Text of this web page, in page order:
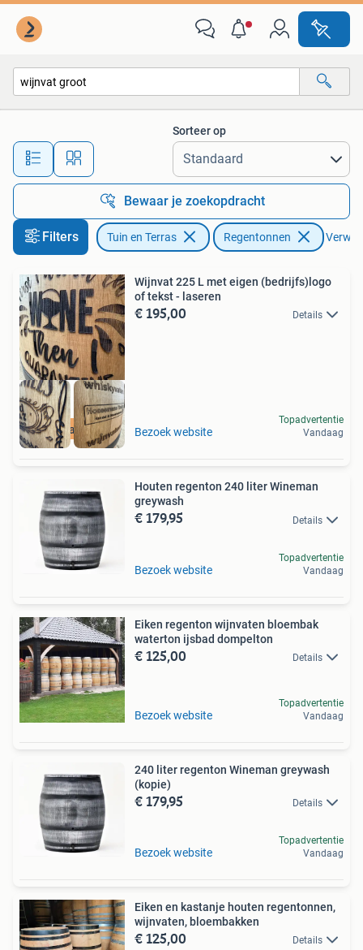
Alle afstanden…
Sorteer op
Bewaar je zoekopdracht
Filters Tuin en Terras Regentonnen
Zaterdag open
Wijnvat 225 L met eigen (bedrijfs)logo
of tekst - laseren
€ 195,00 Details
Bezoek website
Topadvertentie
Vandaag
Houten regenton 240 liter Wineman
greywash
€ 179,95 Details
Bezoek website
Topadvertentie
Vandaag
Eiken regenton wijnvaten bloembak
waterton ijsbad dompelton
€ 125,00 Details
Bezoek website
Topadvertentie
Vandaag
240 liter regenton Wineman greywash
(kopie)
€ 179,95 Details
Bezoek website
Topadvertentie
Vandaag
Eiken en kastanje houten regentonnen,
wijnvaten, bloembakken
€ 125,00 Details